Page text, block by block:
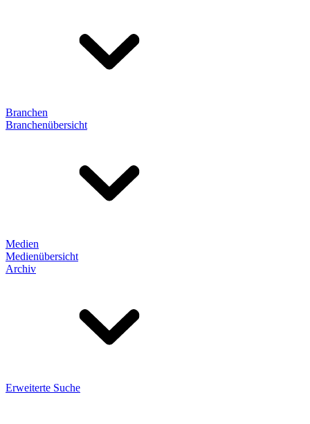
Branchen
Branchenübersicht
Medien
Medienübersicht
Archiv
Erweiterte Suche